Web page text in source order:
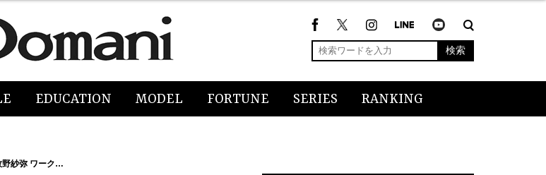
検索
EDUCATION MODEL FORTUNE SERIES RANKING
野紗弥 ワーク…